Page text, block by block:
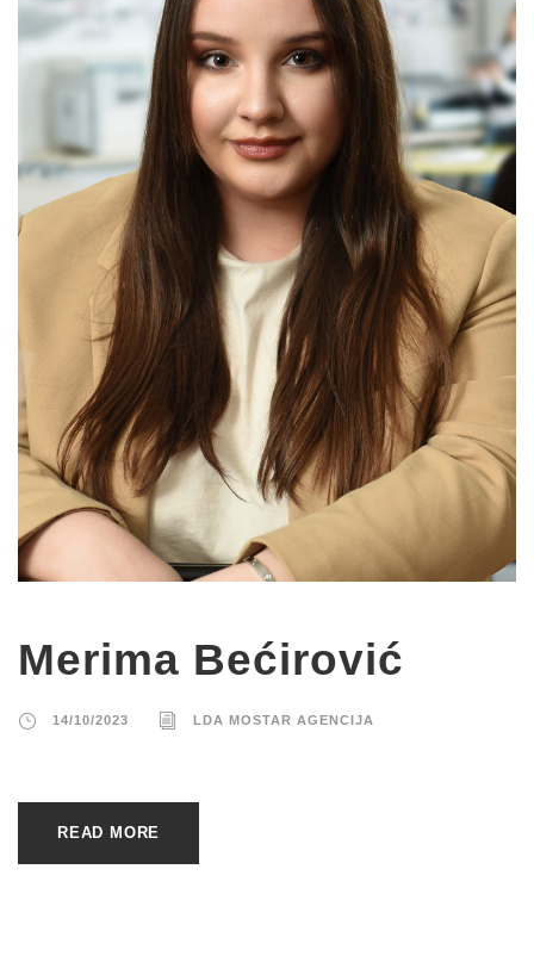
Merima Bećirović
14/10/2023 LDA MOSTAR AGENCIJA
READ MORE